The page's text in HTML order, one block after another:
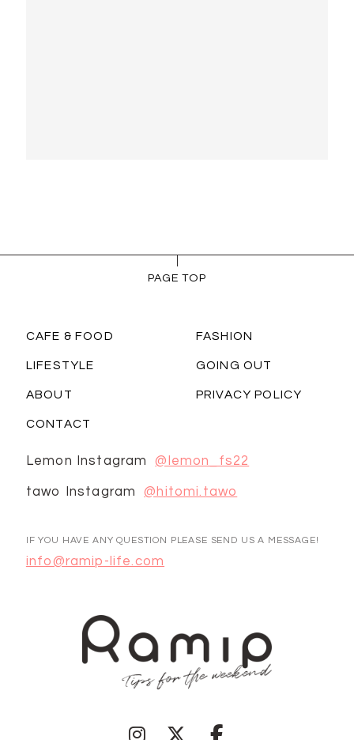
PAGE TOP
CAFE & FOOD FASHION
LIFESTYLE GOING OUT
ABOUT PRIVACY POLICY
CONTACT
Lemon Instagram @lemon_fs22
tawo Instagram @hitomi.tawo
IF YOU HAVE ANY QUESTION PLEASE SEND US A MESSAGE!
info@ramip-life.com